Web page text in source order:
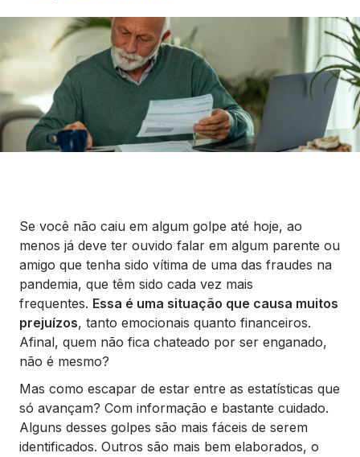
Vida Financeira
Canais Digitais
Se você não caiu em algum golpe até hoje, ao
menos já deve ter ouvido falar em algum parente ou
amigo que tenha sido vítima de uma das fraudes na
pandemia, que têm sido cada vez mais
frequentes. Essa é uma situação que causa muitos
prejuízos, tanto emocionais quanto financeiros.
Afinal, quem não fica chateado por ser enganado,
não é mesmo?
Mas como escapar de estar entre as estatísticas que
só avançam? Com informação e bastante cuidado.
Alguns desses golpes são mais fáceis de serem
identificados. Outros são mais bem elaborados, o